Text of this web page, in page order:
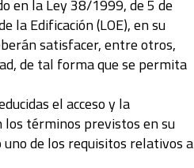
en la Ley 38/1999, de 5 de
la Edificación (LOE), en su
satisfacer, entre otros,
de tal forma que se permita
el acceso y la
los términos previstos en su
de los requisitos relativos a